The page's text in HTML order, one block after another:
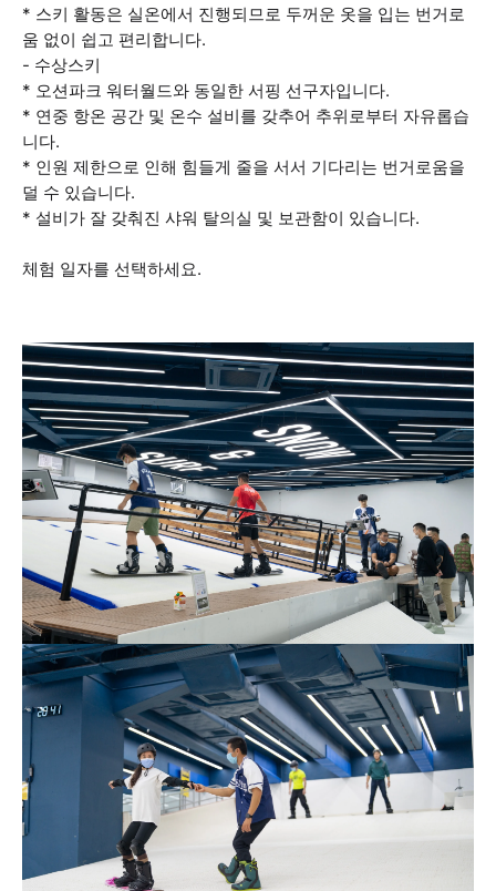
* 스키 활동은 실온에서 진행되므로 두꺼운 옷을 입는 번거로
움 없이 쉽고 편리합니다.
- 수상스키
* 오션파크 워터월드와 동일한 서핑 선구자입니다.
* 연중 항온 공간 및 온수 설비를 갖추어 추위로부터 자유롭습
니다.
* 인원 제한으로 인해 힘들게 줄을 서서 기다리는 번거로움을
덜 수 있습니다.
* 설비가 잘 갖춰진 샤워 탈의실 및 보관함이 있습니다.
체험 일자를 선택하세요.